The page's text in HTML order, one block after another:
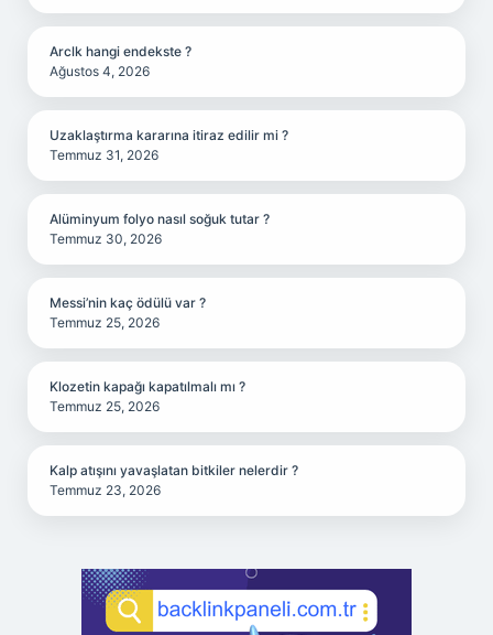
Arclk hangi endekste ?
Ağustos 4, 2026
Uzaklaştırma kararına itiraz edilir mi ?
Temmuz 31, 2026
Alüminyum folyo nasıl soğuk tutar ?
Temmuz 30, 2026
Messi’nin kaç ödülü var ?
Temmuz 25, 2026
Klozetin kapağı kapatılmalı mı ?
Temmuz 25, 2026
Kalp atışını yavaşlatan bitkiler nelerdir ?
Temmuz 23, 2026